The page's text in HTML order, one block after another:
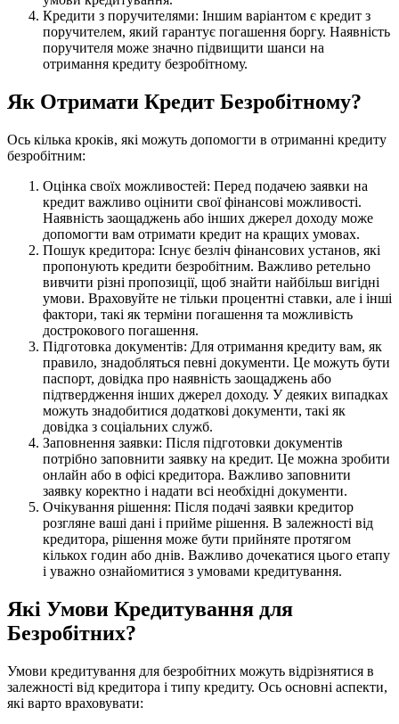
Кредити з поручителями: Іншим варіантом є кредит з
поручителем, який гарантує погашення боргу. Наявність
поручителя може значно підвищити шанси на
отримання кредиту безробітному.
Як Отримати Кредит Безробітному?
Ось кілька кроків, які можуть допомогти в отриманні кредиту
безробітним:
Оцінка своїх можливостей: Перед подачею заявки на
кредит важливо оцінити свої фінансові можливості.
Наявність заощаджень або інших джерел доходу може
допомогти вам отримати кредит на кращих умовах.
Пошук кредитора: Існує безліч фінансових установ, які
пропонують кредити безробітним. Важливо ретельно
вивчити різні пропозиції, щоб знайти найбільш вигідні
умови. Враховуйте не тільки процентні ставки, але і інші
фактори, такі як терміни погашення та можливість
дострокового погашення.
Підготовка документів: Для отримання кредиту вам, як
правило, знадобляться певні документи. Це можуть бути
паспорт, довідка про наявність заощаджень або
підтвердження інших джерел доходу. У деяких випадках
можуть знадобитися додаткові документи, такі як
довідка з соціальних служб.
Заповнення заявки: Після підготовки документів
потрібно заповнити заявку на кредит. Це можна зробити
онлайн або в офісі кредитора. Важливо заповнити
заявку коректно і надати всі необхідні документи.
Очікування рішення: Після подачі заявки кредитор
розгляне ваші дані і прийме рішення. В залежності від
кредитора, рішення може бути прийняте протягом
кількох годин або днів. Важливо дочекатися цього етапу
і уважно ознайомитися з умовами кредитування.
Які Умови Кредитування для
Безробітних?
Умови кредитування для безробітних можуть відрізнятися в
залежності від кредитора і типу кредиту. Ось основні аспекти,
які варто враховувати: